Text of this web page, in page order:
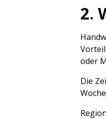
2.
oder
Die